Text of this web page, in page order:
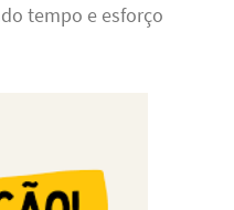
tempo e esforço